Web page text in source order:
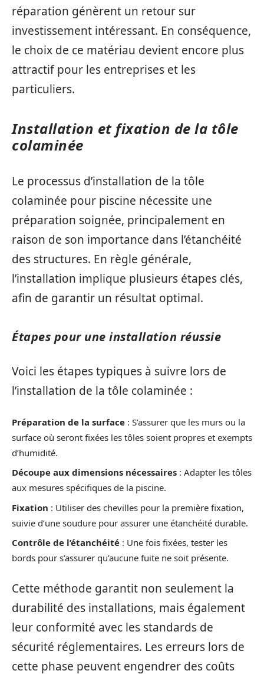
réparation génèrent un retour sur
investissement intéressant. En conséquence,
le choix de ce matériau devient encore plus
attractif pour les entreprises et les
particuliers.
Installation et fixation de la tôle
colaminée
Le processus d’installation de la tôle
colaminée pour piscine nécessite une
préparation soignée, principalement en
raison de son importance dans l’étanchéité
des structures. En règle générale,
l’installation implique plusieurs étapes clés,
afin de garantir un résultat optimal.
Étapes pour une installation réussie
Voici les étapes typiques à suivre lors de
l’installation de la tôle colaminée :
Préparation de la surface : S’assurer que les murs ou la
surface où seront fixées les tôles soient propres et exempts
d’humidité.
Découpe aux dimensions nécessaires : Adapter les tôles
aux mesures spécifiques de la piscine.
Fixation : Utiliser des chevilles pour la première fixation,
suivie d’une soudure pour assurer une étanchéité durable.
Contrôle de l’étanchéité : Une fois fixées, tester les
bords pour s’assurer qu’aucune fuite ne soit présente.
Cette méthode garantit non seulement la
durabilité des installations, mais également
leur conformité avec les standards de
sécurité réglementaires. Les erreurs lors de
cette phase peuvent engendrer des coûts